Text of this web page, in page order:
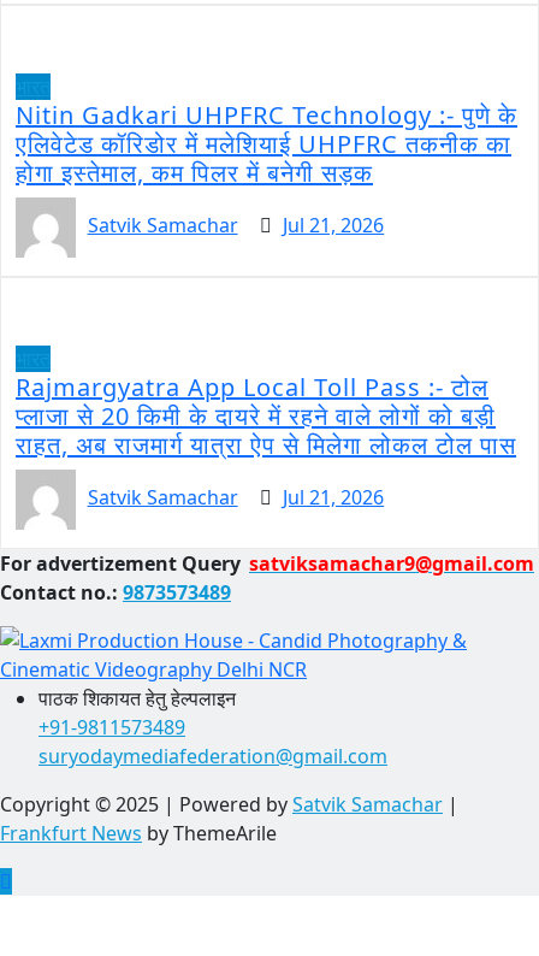
Nitin Gadkari UHPFRC Technology :- पुणे के
एलिवेटेड कॉरिडोर में मलेशियाई UHPFRC तकनीक का
होगा इस्तेमाल, कम पिलर में बनेगी सड़क
Satvik Samachar Jul 21, 2026
Rajmargyatra App Local Toll Pass :- टोल
प्लाजा से 20 किमी के दायरे में रहने वाले लोगों को बड़ी
राहत, अब राजमार्ग यात्रा ऐप से मिलेगा लोकल टोल पास
Satvik Samachar Jul 21, 2026
For advertizement Query satviksamachar9@gmail.com
Contact no.: 9873573489
पाठक शिकायत हेतु हेल्पलाइन
+91-9811573489
suryodaymediafederation@gmail.com
Copyright © 2025 | Powered bySatvik Samachar |
Frankfurt News by ThemeArile